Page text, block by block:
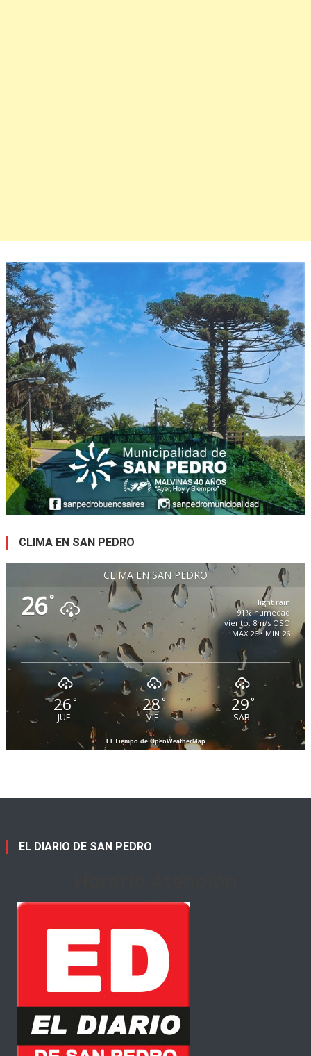
CLIMA EN SAN PEDRO
CLIMA EN SAN PEDRO
26°
light rain
91% humedad
viento: 8m/s OSO
MAX 26 • MIN 26
26°
JUE
28 °
VIE
29°
SAB
El Tiempo de OpenWeatherMap
EL DIARIO DE SAN PEDRO